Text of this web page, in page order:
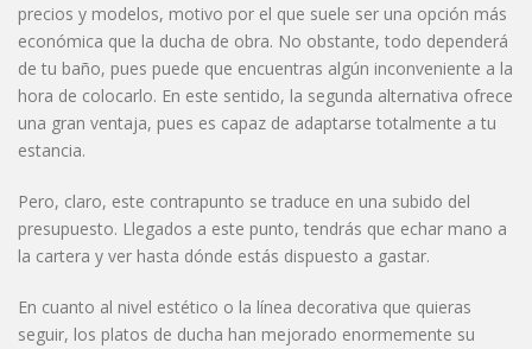
precios y modelos, motivo por el que suele ser una opción más
económica que la ducha de obra. No obstante, todo dependerá
de tu baño, pues puede que encuentras algún inconveniente a la
hora de colocarlo. En este sentido, la segunda alternativa ofrece
una gran ventaja, pues es capaz de adaptarse totalmente a tu
estancia.
Pero, claro, este contrapunto se traduce en una subido del
presupuesto. Llegados a este punto, tendrás que echar mano a
la cartera y ver hasta dónde estás dispuesto a gastar.
En cuanto al nivel estético o la línea decorativa que quieras
seguir, los platos de ducha han mejorado enormemente su